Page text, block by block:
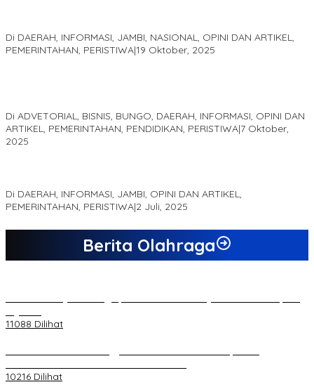
Di DAERAH, INFORMASI, JAMBI, NASIONAL, OPINI DAN ARTIKEL,
PEMERINTAHAN, PERISTIWA|19 Oktober, 2025
Di ADVETORIAL, BISNIS, BUNGO, DAERAH, INFORMASI, OPINI DAN
ARTIKEL, PEMERINTAHAN, PENDIDIKAN, PERISTIWA|7 Oktober,
2025
Di DAERAH, INFORMASI, JAMBI, OPINI DAN ARTIKEL,
PEMERINTAHAN, PERISTIWA|2 Juli, 2025
Berita Olahraga
11088 Dilihat
10216 Dilihat